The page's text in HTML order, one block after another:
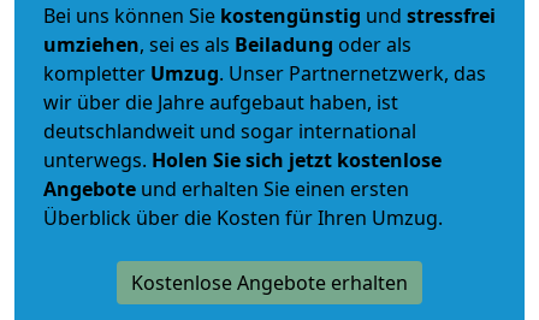
Bei uns können Sie kostengünstig und stressfrei
umziehen, sei es als Beiladung oder als
kompletter Umzug. Unser Partnernetzwerk, das
wir über die Jahre aufgebaut haben, ist
deutschlandweit und sogar international
unterwegs. Holen Sie sich jetzt kostenlose
Angebote und erhalten Sie einen ersten
Überblick über die Kosten für Ihren Umzug.
Kostenlose Angebote erhalten